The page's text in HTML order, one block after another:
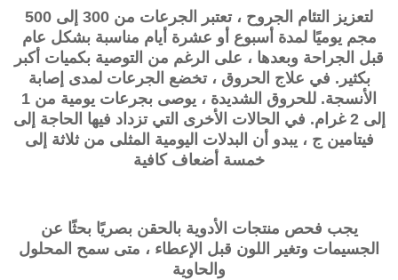
لتعزيز التئام الجروح ، تعتبر الجرعات من 300 إلى 500
مجم يوميًا لمدة أسبوع أو عشرة أيام مناسبة بشكل عام
قبل الجراحة وبعدها ، على الرغم من التوصية بكميات أكبر
بكثير. في علاج الحروق ، تخضع الجرعات لمدى إصابة
الأنسجة. للحروق الشديدة ، يوصى بجرعات يومية من 1
إلى 2 غرام. في الحالات الأخرى التي تزداد فيها الحاجة إلى
فيتامين ج ، يبدو أن البدلات اليومية المثلى من ثلاثة إلى
خمسة أضعاف كافية
يجب فحص منتجات الأدوية بالحقن بصريًا بحثًا عن
الجسيمات وتغير اللون قبل الإعطاء ، متى سمح المحلول
والحاوية